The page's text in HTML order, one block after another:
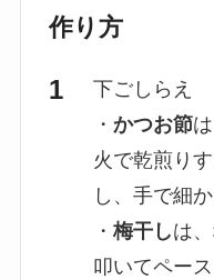
作り方
下ごしらえ
・ かつお節
火で乾煎り
し、手で細
・ 梅干しは
叩いてペー